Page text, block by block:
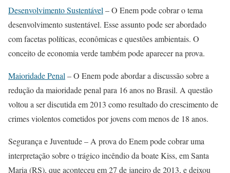
Desenvolvimento Sustentável – O Enem pode cobrar o tema
desenvolvimento sustentável. Esse assunto pode ser abordado
com facetas políticas, econômicas e questões ambientais. O
conceito de economia verde também pode aparecer na prova.
Maioridade Penal – O Enem pode abordar a discussão sobre a
redução da maioridade penal para 16 anos no Brasil. A questão
voltou a ser discutida em 2013 como resultado do crescimento de
crimes violentos cometidos por jovens com menos de 18 anos.
Segurança e Juventude – A prova do Enem pode cobrar uma
interpretação sobre o trágico incêndio da boate Kiss, em Santa
Maria (RS), que aconteceu em 27 de janeiro de 2013, e deixou